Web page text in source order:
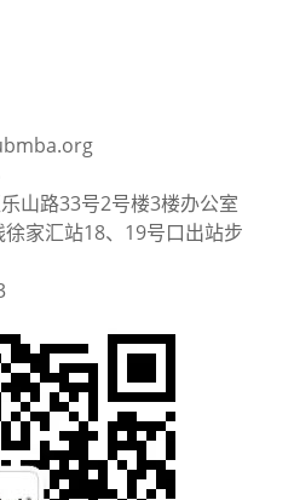
山路33号2号楼3楼办公室
家汇站18、19号口出站步